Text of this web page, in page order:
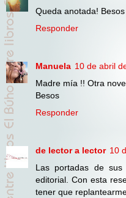
Queda anotada! Besos
Responder
Manuela 10 de abril
Madre mía !! Otra
Besos
Responder
de lector a lector 10
Las portadas de
editorial. Con esta
tener que